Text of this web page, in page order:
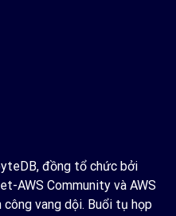
đồng tổ chức bởi
AWS Community và AWS
công vang dội. Buổi tụ họp